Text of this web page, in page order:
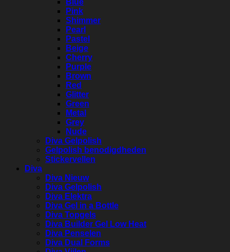
Blue
Pink
Shimmer
Pearl
Pastel
Beige
Cherry
Purple
Brown
Red
Glitter
Green
Metal
Grey
Nude
Diva Gelpolish
Gelpolish benodigdheden
Stickervellen
Diva
Diva Nieuw
Diva Gelpolish
Diva Elektra
Diva Gel in a Bottle
Diva Topgels
Diva Builder Gel Low Heat
Diva Penselen
Diva Dual Forms